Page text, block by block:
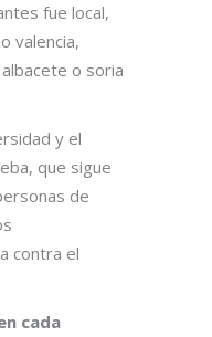
fue local,
valencia,
o soria
y el
que sigue
de
contra el
cada